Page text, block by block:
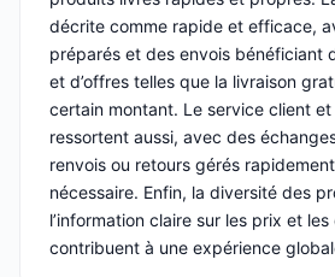
décrite comme rapide et efficace,
préparés et des envois bénéficiant
et d’offres telles que la livraison
certain montant. Le service client
ressortent aussi, avec des
renvois ou retours gérés
nécessaire. Enfin, la diversité des
l’information claire sur les prix et les
contribuent à une expérience